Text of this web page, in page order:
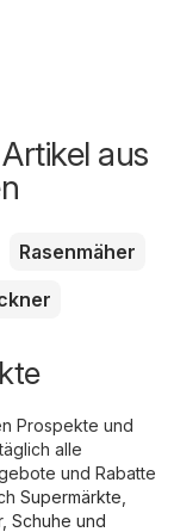
aus
Rasenmäher
Prospekte und
alle
und Rabatte
Supermärkte
Schuhe und